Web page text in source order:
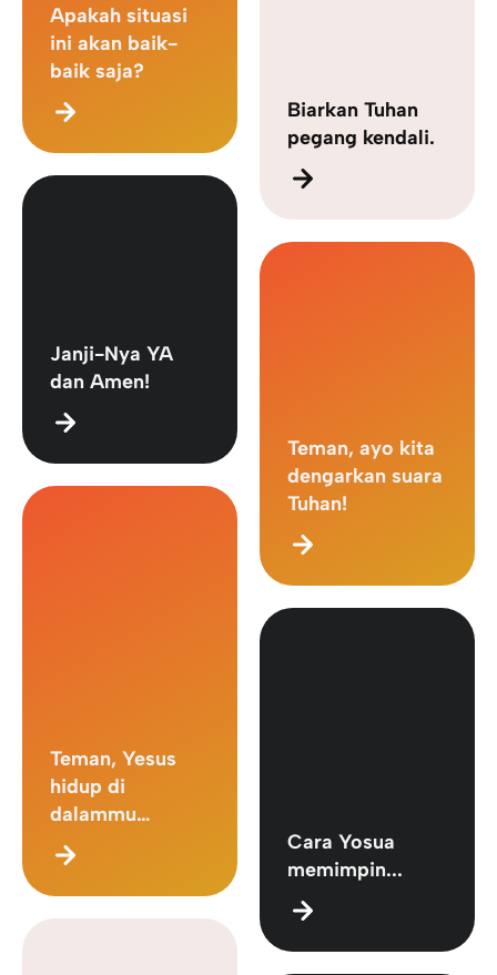
Apakah situasi
ini akan baik-
baik saja?
Biarkan Tuhan
pegang kendali.
Janji-Nya YA
dan Amen!
Teman, ayo kita
dengarkan suara
Tuhan!
Teman, Yesus
hidup di
dalammu…
Cara Yosua
memimpin...